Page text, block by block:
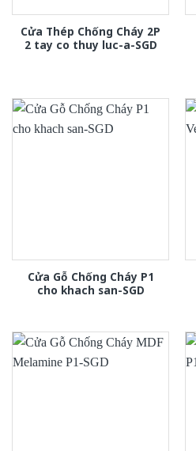
Cửa Thép Chống Cháy 2P
2 tay co thuy luc-a-SGD
Cửa Gỗ Chống Cháy P1
cho khach san-SGD